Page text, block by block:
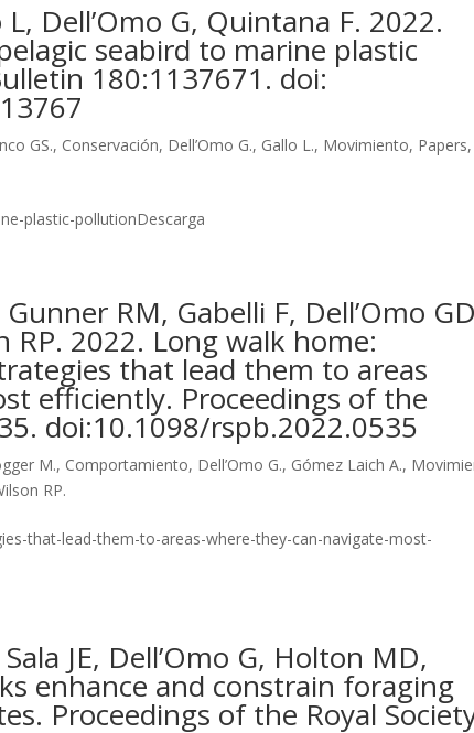
Dell’Omo G, Quintana F. 2022.
seabird to marine plastic
180:1137671. doi:
GS., Conservación, Dell’Omo G., Gallo L., Movimiento, Papers,
plastic-pollutionDescarga
RM, Gabelli F, Dell’Omo
RP. 2022. Long walk home:
that lead them to areas
efficiently. Proceedings of the
doi:10.1098/rspb.2022.0535
M., Comportamiento, Dell’Omo G., Gómez Laich A.,
RP.
that-lead-them-to-areas-where-they-can-navigate-most-
JE, Dell’Omo G, Holton MD,
enhance and constrain foraging
Proceedings of the Royal